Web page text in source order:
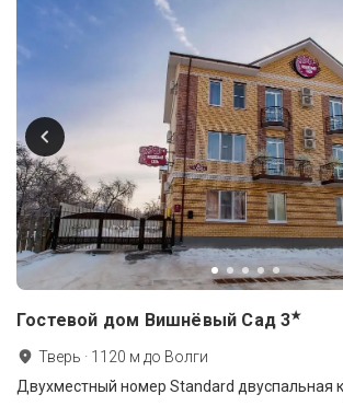
Гостевой дом Вишнёвый Сад 3★
Тверь · 1120 м до Волги
Двухместный номер Standard двуспальная